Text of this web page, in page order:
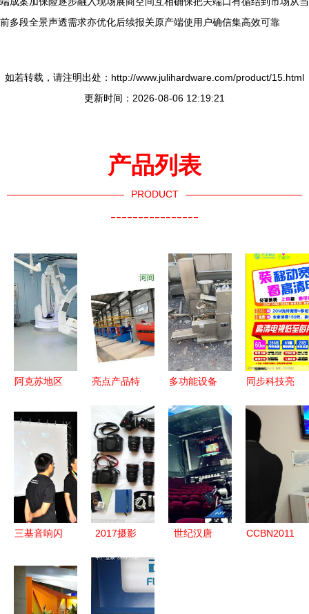
前多段全景声透需求亦优化后续报关原产端使用户确信集高效可靠
如若转载，请注明出处：http://www.julihardware.com/product/15.html
更新时间：2026-08-06 12:19:21
产品列表
PRODUCT
----------------
阿克苏地区
广播影视设
备领域优秀
企业推荐公
示
亮点产品特
产设备大秀
亮相wire
China，现
场pick你的
C位！
多功能设备
广播影视领
域的八角拌
料桶跨界应
用解析
同步科技亮
上海电视节
广播影视设
三基音响闪
BRITV2011
以技术创新
2017摄影
名与广播影
视设备发展
世纪汉唐
CCBN2011